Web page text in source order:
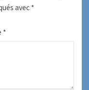
avec *
*